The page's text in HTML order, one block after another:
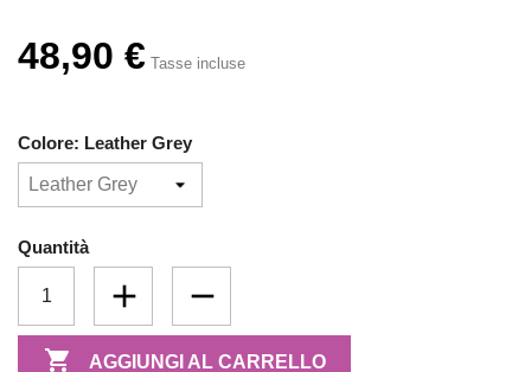
48,90 € Tasse incluse
Colore: Leather Grey
Quantità
 AGGIUNGI AL CARRELLO